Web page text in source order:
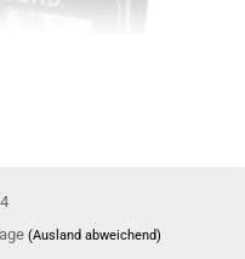
(Ausland abweichend)